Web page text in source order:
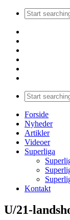
Forside
Nyheder
Artikler
Videoer
Superliga
Kontakt
U/21-